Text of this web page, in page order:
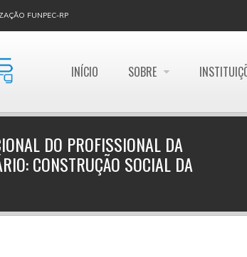
FUNPEC-RP
INÍCIO SOBRE
DO PROFISSIONAL DA
CONSTRUÇÃO SOCIAL DA